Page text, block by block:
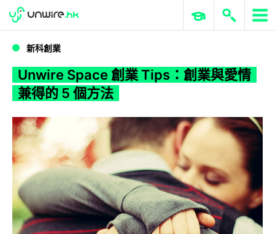
WWDC 2026 ERP 與商業 AI
新科創業
Unwire Space 創業 Tips：創業與愛情
兼得的 5 個方法